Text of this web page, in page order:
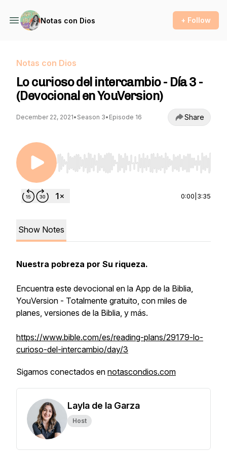
Notas con Dios + Follow
Notas con Dios
Lo curioso del intercambio - Día 3 -
(Devocional en YouVersion)
December 22, 2021• Season 3• Episode 16 Share
Use Left/Right to seek, Home/End to jump to
0:00 3:35
Show Notes
Nuestra pobreza por Su riqueza.
Encuentra este devocional en la App de la Biblia,
YouVersion - Totalmente gratuito, con miles de
planes, versiones de la Biblia, y más.
https://www.bible.com/es/reading-plans/29179-lo-
curioso-del-intercambio/day/3
Sigamos conectados en notascondios.com
Layla de la Garza
Host